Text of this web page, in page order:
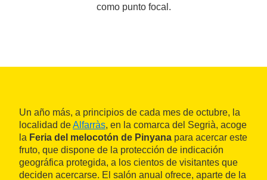
como punto focal.
Un año más, a principios de cada mes de octubre, la
localidad deAlfarràs, en la comarca del Segrià, acoge
la Feria del melocotón de Pinyana para acercar este
fruto, que dispone de la protección de indicación
geográfica protegida, a los cientos de visitantes que
deciden acercarse. El salón anual ofrece, aparte de la